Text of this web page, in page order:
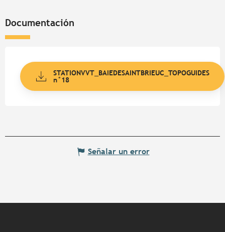
Documentación
STATIONVVT_BAIEDESAINTBRIEUC_TOPOGUIDES
n°18
Señalar un error